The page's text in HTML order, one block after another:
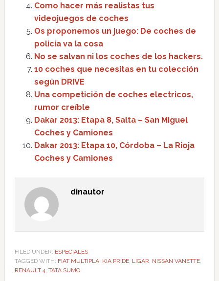
Como hacer más realistas tus
videojuegos de coches
Os proponemos un juego: De coches de
policía va la cosa
No se salvan ni los coches de los hackers.
10 coches que necesitas en tu colección
según DRIVE
Una competición de coches electricos,
rumor creíble
Dakar 2013: Etapa 8, Salta – San Miguel
Coches y Camiones
Dakar 2013: Etapa 10, Córdoba – La Rioja
Coches y Camiones
dinautor
FILED UNDER: ESPECIALES
TAGGED WITH: FIAT MULTIPLA, KIA PRIDE, LIGAR NISSAN VANETTE,
RENAULT 4 TATA SUMO